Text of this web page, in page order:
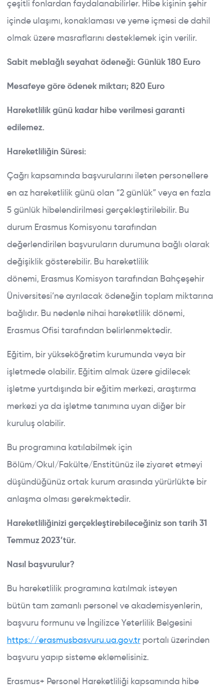
çeşitli fonlardan faydalanabilirler. Hibe kişinin şehir
içinde ulaşımı, konaklaması ve yeme içmesi de dahil
olmak üzere masraflarını desteklemek için verilir.
Sabit meblağlı seyahat ödeneği: Günlük 180 Euro
Mesafeye göre ödenek miktarı; 820 Euro
Hareketlilik günü kadar hibe verilmesi garanti
edilemez.
Hareketliliğin Süresi:
Çağrı kapsamında başvurularını ileten personellere
en az hareketlilik günü olan “2 günlük” veya en fazla
5 günlük hibelendirilmesi gerçekleştirilebilir. Bu
durum Erasmus Komisyonu tarafından
değerlendirilen başvuruların durumuna bağlı olarak
değişiklik gösterebilir. Bu hareketlilik
dönemi, Erasmus Komisyon tarafından Bahçeşehir
Üniversitesi’ne ayrılacak ödeneğin toplam miktarına
bağlıdır. Bu nedenle nihai hareketlilik dönemi,
Erasmus Ofisi tarafından belirlenmektedir.
Eğitim, bir yükseköğretim kurumunda veya bir
işletmede olabilir. Eğitim almak üzere gidilecek
işletme yurtdışında bir eğitim merkezi, araştırma
merkezi ya da işletme tanımına uyan diğer bir
kuruluş olabilir.
Bu programına katılabilmek için
Bölüm/Okul/Fakülte/Enstitünüz ile ziyaret etmeyi
düşündüğünüz ortak kurum arasında yürürlükte bir
anlaşma olması gerekmektedir.
Hareketliliğinizi gerçekleştirebileceğiniz son tarih 31
Temmuz 2023’tür.
Nasıl başvurulur?
Bu hareketlilik programına katılmak isteyen
bütün tam zamanlı personel ve akademisyenlerin,
başvuru formunu ve İngilizce Yeterlilik Belgesini
https://erasmusbasvuru.ua.gov.tr portalı üzerinden
başvuru yapıp sisteme eklemelisiniz.
Erasmus+ Personel Hareketliliği kapsamında hibe